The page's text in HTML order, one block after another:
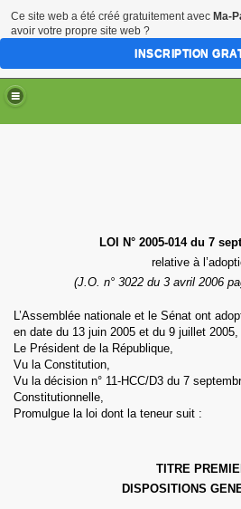
LOI N° 2005-014 du 7
relative à
(J.O. n° 3022 du 3 avril 2006
L’Assemblée nationale et le Sénat ont
en date du 13 juin 2005 et du 9 juillet 2005,
Le Président de la République,
Vu la Constitution,
Vu la décision n° 11-HCC/D3 du 7
Constitutionnelle,
Promulgue la loi dont la teneur suit :
TITRE
DISPOSITIONS
Ce site web a été créé gratuitement avec Ma-
avoir votre propre site web ?
INSCRIPTION